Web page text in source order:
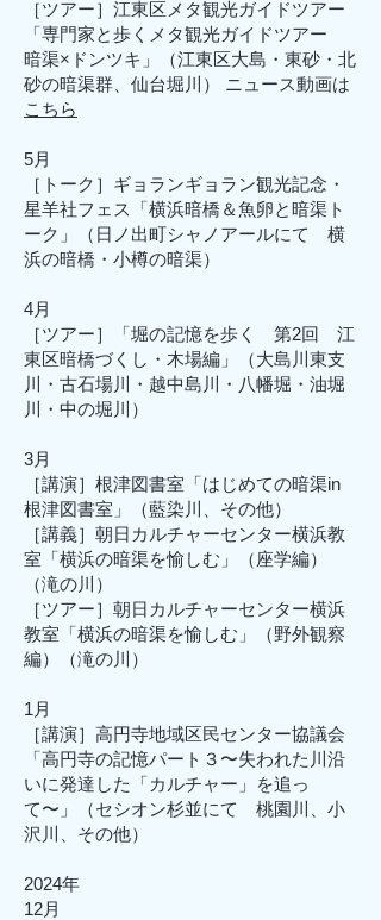
［ツアー］江東区メタ観光ガイドツアー
「専門家と歩くメタ観光ガイドツアー
暗渠×ドンツキ」（江東区大島・東砂・北
砂の暗渠群、仙台堀川） ニュース動画は
こちら
5月
［トーク］ギョランギョラン観光記念・
星羊社フェス「横浜暗橋＆魚卵と暗渠ト
ーク」（日ノ出町シャノアールにて 横
浜の暗橋・小樽の暗渠）
4月
［ツアー］「堀の記憶を歩く 第2回 江
東区暗橋づくし・木場編」（大島川東支
川・古石場川・越中島川・八幡堀・油堀
川・中の堀川）
3月
［講演］根津図書室「はじめての暗渠in
根津図書室」（藍染川、その他）
［講義］朝日カルチャーセンター横浜教
室「横浜の暗渠を愉しむ」（座学編）
（滝の川）
［ツアー］朝日カルチャーセンター横浜
教室「横浜の暗渠を愉しむ」（野外観察
編）（滝の川 ）
1月
［講演］高円寺地域区民センター協議会
「高円寺の記憶パート３〜失われた川沿
いに発達した「カルチャー」を追っ
て〜」（セシオン杉並にて 桃園川、小
沢川、その他）
2024年
12月